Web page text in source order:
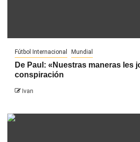
Fútbol Internacional Mundial
De Paul: «Nuestras maneras les
conspiración
Ivan